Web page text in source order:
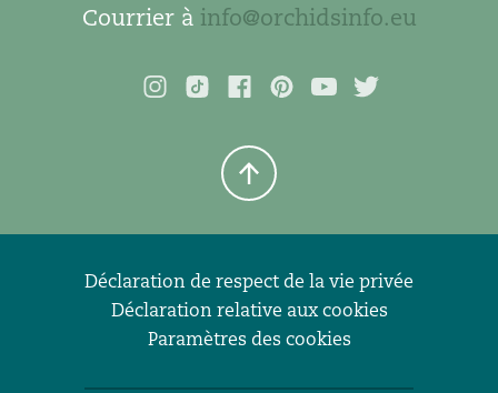
Courrier à info@orchidsinfo.eu
Déclaration de respect de la vie privée
Déclaration relative aux cookies
Paramètres des cookies